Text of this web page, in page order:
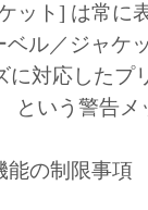
ット] は常に
ベル／ジャケ
に対応したプ
という警告
能の制限事項